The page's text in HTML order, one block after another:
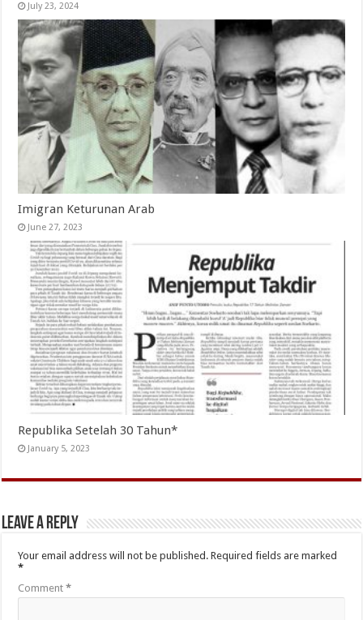
July 23, 2024
Imigran Keturunan Arab
June 27, 2023
Republika Setelah 30 Tahun*
January 5, 2023
Leave a Reply
Your email address will not be published. Required fields are marked
*
Comment*